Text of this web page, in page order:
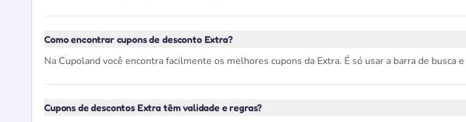
Como encontrar cupons de desconto Extra?
Na Cupoland você encontra facilmente os melhores cupons da Extra. É só usar a barra de
Cupons de descontos Extra têm validade e regras?